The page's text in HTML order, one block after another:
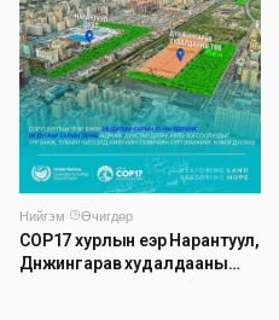
Нийгэм·
Өчигдөр
COP17 хурлын үеэр Нарантуул,
Дүнжингарав худалдааны